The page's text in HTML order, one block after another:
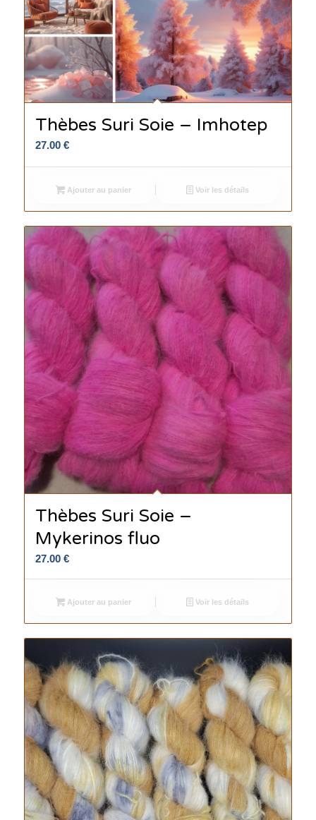
Thèbes Suri Soie – Imhotep
27.00 €
Ajouter au panier Voir les détails
Thèbes Suri Soie –
Mykerinos fluo
27.00 €
Ajouter au panier Voir les détails